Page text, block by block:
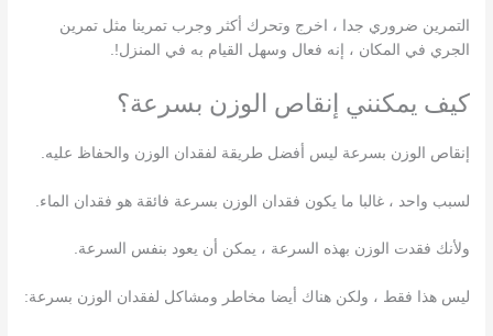
التمرين ضروري جدا ، اخرج وتحرك أكثر وجرب تمرينا مثل تمرين
الجري في المكان ، إنه فعال وسهل القيام به في المنزل!.
كيف يمكنني إنقاص الوزن بسرعة؟
إنقاص الوزن بسرعة ليس أفضل طريقة لفقدان الوزن والحفاظ عليه.
لسبب واحد ، غالبا ما يكون فقدان الوزن بسرعة فائقة هو فقدان الماء.
ولأنك فقدت الوزن بهذه السرعة ، يمكن أن يعود بنفس السرعة.
ليس هذا فقط ، ولكن هناك أيضا مخاطر ومشاكل لفقدان الوزن بسرعة: